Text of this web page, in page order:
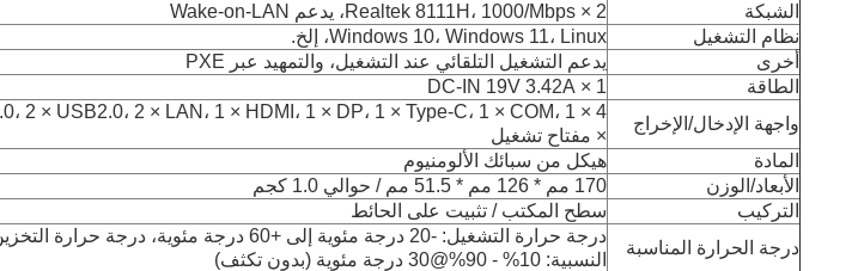
الشبكة
2 × Realtek 8111H، 1000/Mbps، يدعم Wake-on-LAN
نظام التشغيل
Windows 10، Windows 11، Linux، إلخ.
أخرى
يدعم التشغيل التلقائي عند التشغيل، والتمهيد عبر PXE
الطاقة
1 × DC-IN 19V 3.42A
واجهة الإدخال/الإخراج
× مفتاح تشغيل
المادة
هيكل من سبائك الألومنيوم
الأبعاد/الوزن
170 مم * 126 مم * 51.5 مم / حوالي 1.0 كجم
التركيب
سطح المكتب / تثبيت على الحائط
درجة الحرارة المناسبة
النسبية: 10% - 90%@30 درجة مئوية (بدون تكثف)